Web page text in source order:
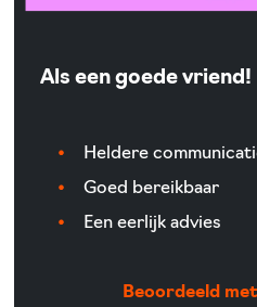
Als een goede vriend!
Heldere
Goed bereikbaar
Een eerlijk advies
Beoordeeld met